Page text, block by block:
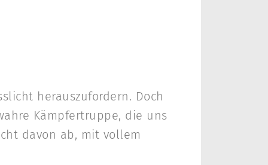
herauszufordern. Doch
Kämpfertruppe, die uns
davon ab, mit vollem